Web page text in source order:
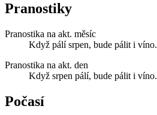
Pranostiky
Pranostika na akt. měsíc
Když pálí srpen, bude pálit i víno.
Pranostika na akt. den
Když srpen pálí, bude pálit i víno.
Počasí